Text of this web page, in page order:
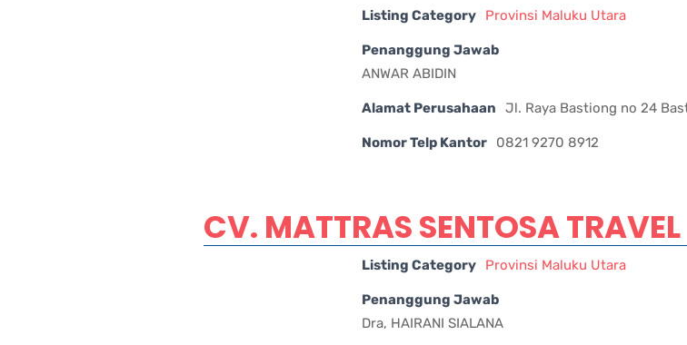
Listing Category Provinsi Maluku Utara
Penanggung Jawab
ANWAR ABIDIN
Alamat Perusahaan Jl. Raya Bastiong no 24
Nomor Telp Kantor 0821 9270 8912
CV. MATTRAS SENTOSA TRAVEL
Listing Category Provinsi Maluku Utara
Penanggung Jawab
Dra, HAIRANI SIALANA